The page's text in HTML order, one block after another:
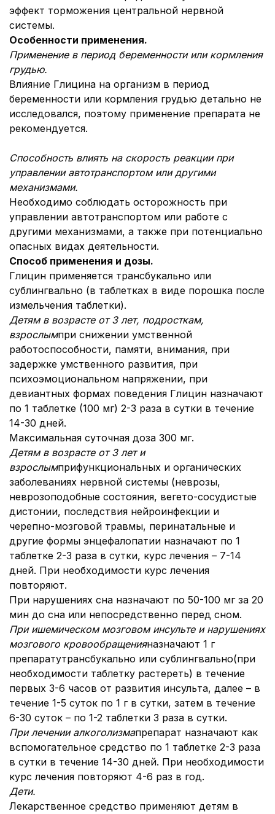
эффект торможения центральной нервной
системы.
Особенности применения.
Применение в период беременности или кормления
грудью.
Влияние Глицина на организм в период
беременности или кормления грудью детально не
исследовался, поэтому применение препарата не
рекомендуется.
Способность влиять на скорость реакции при
управлении автотранспортом или другими
механизмами.
Необходимо соблюдать осторожность при
управлении автотранспортом или работе с
другими механизмами, а также при потенциально
опасных видах деятельности.
Способ применения и дозы.
Глицин применяется трансбукально или
сублингвально (в таблетках в виде порошка после
измельчения таблетки).
Детям в возрасте от 3 лет, подросткам,
взрослымпри снижении умственной
работоспособности, памяти, внимания, при
задержке умственного развития, при
психоэмоциональном напряжении, при
девиантных формах поведения Глицин назначают
по 1 таблетке (100 мг) 2-3 раза в сутки в течение
14-30 дней.
Максимальная суточная доза 300 мг.
Детям в возрасте от 3 лет и
взрослымприфункциональных и органических
заболеваниях нервной системы (неврозы,
неврозоподобные состояния, вегето-сосудистые
дистонии, последствия нейроинфекции и
черепно-мозговой травмы, перинатальные и
другие формы энцефалопатии назначают по 1
таблетке 2-3 раза в сутки, курс лечения – 7-14
дней. При необходимости курс лечения
повторяют.
При нарушениях сна назначают по 50-100 мг за 20
мин до сна или непосредственно перед сном.
При ишемическом мозговом инсульте и нарушениях
мозгового кровообращенияназначают 1 г
препаратутрансбукально или сублингвально(при
необходимости таблетку растереть) в течение
первых 3-6 часов от развития инсульта, далее – в
течение 1-5 суток по 1 г в сутки, затем в течение
6-30 суток – по 1-2 таблетки 3 раза в сутки.
При лечении алкоголизмапрепарат назначают как
вспомогательное средство по 1 таблетке 2-3 раза
в сутки в течение 14-30 дней. При необходимости
курс лечения повторяют 4-6 раз в год.
Дети.
Лекарственное средство применяют детям в